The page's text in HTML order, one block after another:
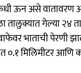
ऊन असे वातावरण
गेल्या २४
भाताची पेरणी
०.१ मिलिमीटर आणि